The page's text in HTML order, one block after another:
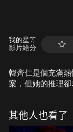
我的星等
影片給分
韓齊仁是個充滿
案，但她的推理
的樓上，一連串的
卻也越來越對他
其他人也看了